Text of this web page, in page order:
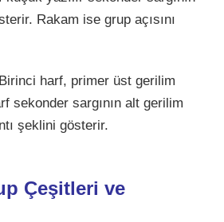
Rakam ise grup açısını
harf, primer üst gerilim
sekonder sargının alt gerilim
şeklini gösterir.
Çeşitleri ve